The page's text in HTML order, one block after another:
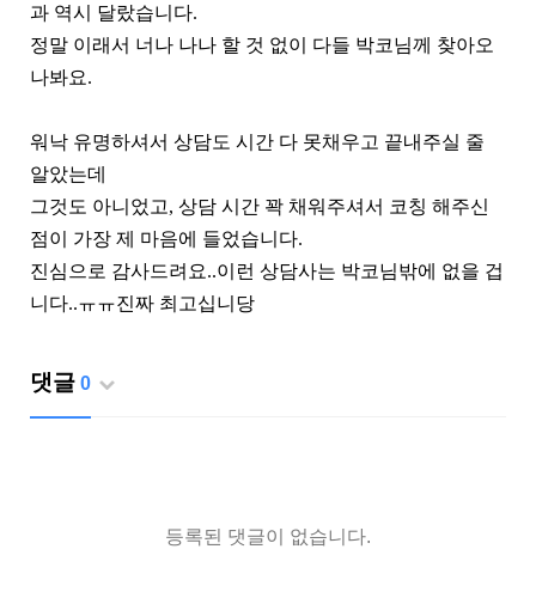
과 역시 달랐습니다.
정말 이래서 너나 나나 할 것 없이 다들 박코님께 찾아오
나봐요.
워낙 유명하셔서 상담도 시간 다 못채우고 끝내주실 줄
알았는데
그것도 아니었고, 상담 시간 꽉 채워주셔서 코칭 해주신
점이 가장 제 마음에 들었습니다.
진심으로 감사드려요..이런 상담사는 박코님밖에 없을 겁
니다..ㅠㅠ진짜 최고십니당
댓글 0
등록된 댓글이 없습니다.